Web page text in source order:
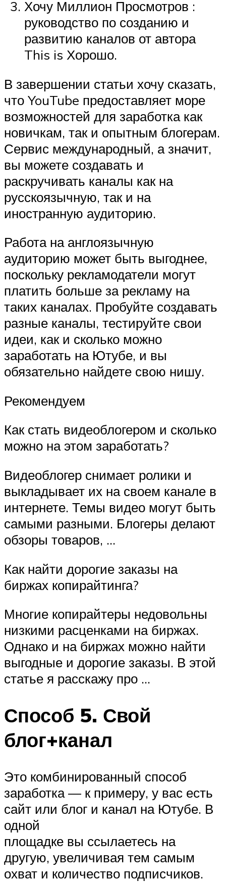
Хочу Миллион Просмотров :
руководство по созданию и
развитию каналов от автора
This is Хорошо.
В завершении статьи хочу сказать,
что YouTube предоставляет море
возможностей для заработка как
новичкам, так и опытным блогерам.
Сервис международный, а значит,
вы можете создавать и
раскручивать каналы как на
русскоязычную, так и на
иностранную аудиторию.
Работа на англоязычную
аудиторию может быть выгоднее,
поскольку рекламодатели могут
платить больше за рекламу на
таких каналах. Пробуйте создавать
разные каналы, тестируйте свои
идеи, как и сколько можно
заработать на Ютубе, и вы
обязательно найдете свою нишу.
Рекомендуем
Как стать видеоблогером и сколько
можно на этом заработать?
Видеоблогер снимает ролики и
выкладывает их на своем канале в
интернете. Темы видео могут быть
самыми разными. Блогеры делают
обзоры товаров, …
Как найти дорогие заказы на
биржах копирайтинга?
Многие копирайтеры недовольны
низкими расценками на биржах.
Однако и на биржах можно найти
выгодные и дорогие заказы. В этой
статье я расскажу про …
Способ 5. Свой
блог+канал
Это комбинированный способ
заработка — к примеру, у вас есть
сайт или блог и канал на Ютубе. В
одной
площадке вы ссылаетесь на
другую, увеличивая тем самым
охват и количество подписчиков.